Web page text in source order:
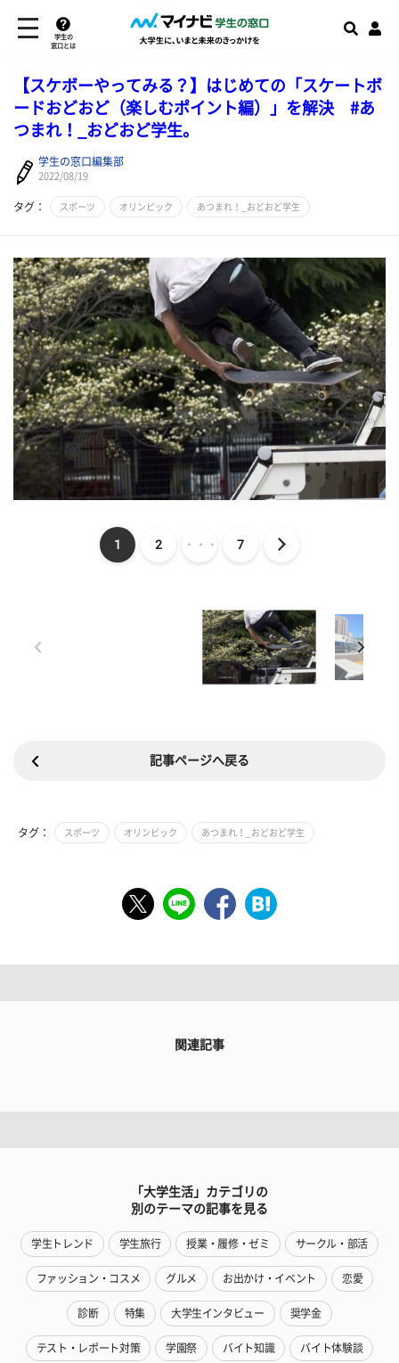
学生の
窓口とは
【スケボーやってみる？】はじめての「スケートボ
ードおどおど（楽しむポイント編）」を解決 #あ
つまれ！_おどおど学生。
学生の窓口編集部
2022/08/19
タグ： スポーツ オリンピック あつまれ！_おどおど学生
1 2 ・・・ 7
記事ページへ戻る
タグ： スポーツ オリンピック あつまれ！_おどおど学生
関連記事
「大学生活」カテゴリの
別のテーマの記事を見る
学生トレンド 学生旅行 授業・履修・ゼミ サークル・部活
ファッション・コスメ グルメ お出かけ・イベント 恋愛
診断 特集 大学生インタビュー 奨学金
テスト・レポート対策 学園祭 バイト知識 バイト体験談